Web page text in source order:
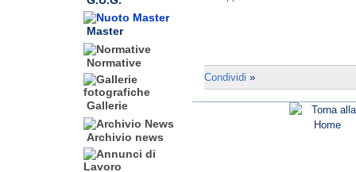
Master
Normative
Gallerie
Archivio news
Condividi »